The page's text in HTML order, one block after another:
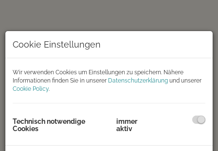
Wohnzimmer
Cookie Einstellungen
Wir verwenden Cookies um Einstellungen zu speichern. Nähere
Informationen finden Sie in unserer Datenschutzerklärung und unserer
Cookie Policy
Technisch notwendige
Cookies
immer
aktiv